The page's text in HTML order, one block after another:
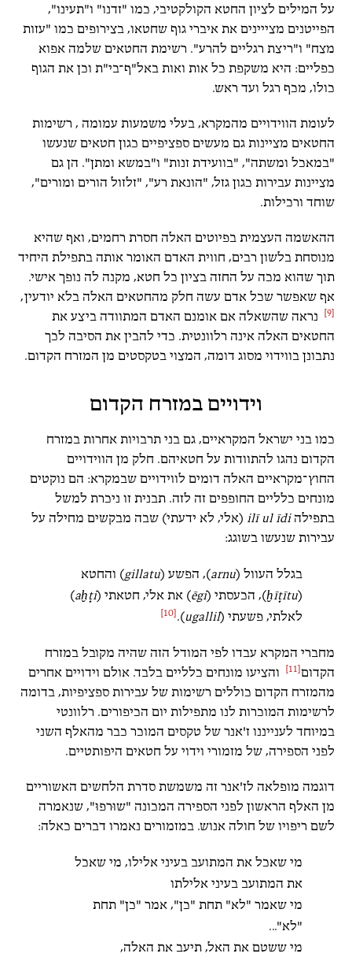
על המילים לציון החטא הקולקטיבי, כמו "זדנו" ו"תעינו",
הפייטנים מצייינים את איברי גוף שחטאו, בצירופים כמו "עזות
מצח" ו"ריצת רגליים להרע". רשימת החטאים שלמה אפוא
כפליים: היא משקפת כל אות ואות באל"ף־בי"ת וכן את הגוף
כולו, מכף רגל ועד ראש.
לעומת הווידויים מהמקרא, בעלי משמעות עמומה , רשימות
החטאים מציינות גם מעשים ספציפיים כגון חטאים שנעשו
"במאכל ומשתה", "בוועידת זנות" ו"במשא ומתן". הן גם
מציינות עבירות כגון גזל, "הונאת רע", "זלזול הורים ומורים",
שוחד ורכילות.
ההאשמה העצמית בפיוטים האלה חסרת רחמים, ואף שהיא
מנוסחת בלשון רבים, חווית האדם האומר אותה בתפילת היחיד
תוך שהוא מכה על החזה בציון כל חטא, מקנה לה נופך אישי.
אף שאפשר שכל אדם עשה חלק מהחטאים האלה בלא יודעין,
[9]
נראה שהשאלה אם אומנם האדם המתוודה ביצע את
החטאים האלה אינה רלוונטית. כדי להבין את הסיבה לכך
נתבונן בווידוי מסוג דומה, המצוי בטקסטים מן המזרח הקדום.
וידויים במזרח הקדום
כמו בני ישראל המקראיים, גם בני תרבויות אחרות במזרח
הקדום נהגו להתוודות על חטאיהם. חלק מן הווידויים
החוץ־מקראיים האלה דומים לווידויים שבמקרא: הם נוקטים
מונחים כלליים החופפים זה לזה. תבנית זו ניכרת למשל
בתפילהilī ul īdi (אלי, לא ידעתי) שבה מבקשים מחילה על
עבירות שנעשו בשוגג:
בגלל העוול (arnu), הפשע (gillatu) והחטא
(
ḫīṭītu), הכעסתי (ēgi) את אלי, חטאתי (aḫṭi
)
לאלתי, פשעתי (ugallil
).
[10]
מחברי המקרא עבדו לפי המודל הזה שהיה מקובל במזרח
הקדום[11]
והציעו מונחים כלליים בלבד. אולם וידויים אחרים
מהמזרח הקדום כוללים רשימות של עבירות ספציפיות, בדומה
לרשימות המוכרות לנו מתפילות יום הכיפורים. רלוונטי
במיוחד לענייננו ז'אנר של טקסים המוכר כבר מהאלף השני
לפני הספירה, של מזמורי וידוי על חטאים היפותטיים.
דוגמה מופלאה לז'אנר זה משמשת סדרת הלחשים האשוריים
מן האלף הראשון לפני הספירה המכונה "שוּרפוּ", שנאמרה
לשם ריפויו של חולה אנוש. במזמורים נאמרו דברים כאלה:
מי שאכל את המתועב בעיני אלילו, מי שאכל
את המתועב בעיני אלילתו
מי שאמר "לא" תחת "כן", אמר "כן" תחת
"לא"...
מי ששטם את האל, תיעב את האלה,